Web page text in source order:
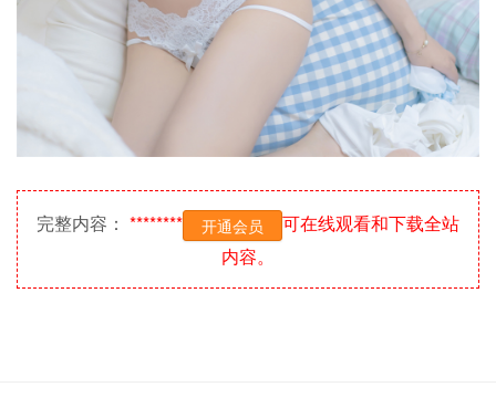
完整内容： ******** 开通会员
可在线观看和下载全站
内容。